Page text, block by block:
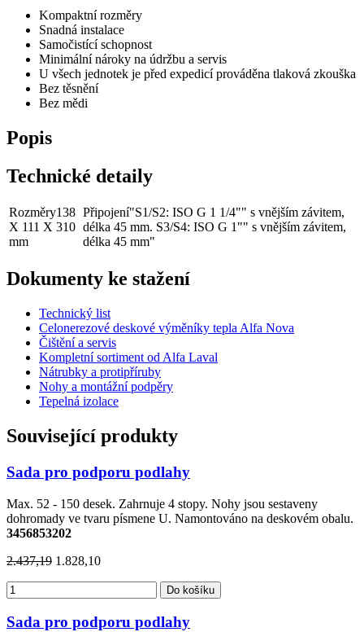
Kompaktní rozměry
Snadná instalace
Samočistící schopnost
Minimální nároky na údržbu a servis
U všech jednotek je před expedicí prováděna tlaková zkouška
Bez těsnění
Bez mědi
Popis
Technické detaily
Rozměry138
X 111 X 310
mm
Připojení"S1/S2: ISO G 1 1/4"" s vnějším závitem,
délka 45 mm. S3/S4: ISO G 1"" s vnějším závitem,
délka 45 mm"
Dokumenty ke stažení
Technický list
Celonerezové deskové výměníky tepla Alfa Nova
Čištění a servis
Kompletní sortiment od Alfa Laval
Nátrubky a protipříruby
Nohy a montážní podpěry
Tepelná izolace
Související produkty
Sada pro podporu podlahy
Max. 52 - 150 desek. Zahrnuje 4 stopy. Nohy jsou sestaveny
dohromady ve tvaru písmene U. Namontováno na deskovém obalu.
3456853202
2.437,19 1.828,10
Do košíku
Sada pro podporu podlahy